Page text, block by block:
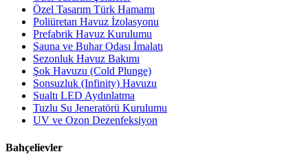
Özel Tasarım Türk Hamamı
Poliüretan Havuz İzolasyonu
Prefabrik Havuz Kurulumu
Sauna ve Buhar Odası İmalatı
Sezonluk Havuz Bakımı
Şok Havuzu (Cold Plunge)
Sonsuzluk (Infinity) Havuzu
Sualtı LED Aydınlatma
Tuzlu Su Jeneratörü Kurulumu
UV ve Ozon Dezenfeksiyon
Bahçelievler